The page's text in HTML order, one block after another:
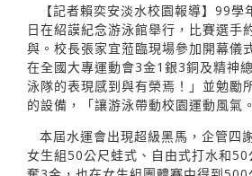
【記者賴奕安淡水校園報導】99
日在紹謨紀念游泳館舉行，比賽選手
與。校長張家宜蒞臨現場參加開幕儀
在全國大專運動會3金1銀3銅及精神
泳隊的表現感到與有榮焉！」並勉勵
的設備，「讓游泳帶動校園運動風氣。
本屆水運會出現超級黑馬，企管四
女生組50公尺蛙式、自由式打水和50